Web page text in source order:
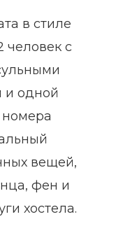
в стиле
человек с
и одной
номера
вещей,
фен и
хостела.